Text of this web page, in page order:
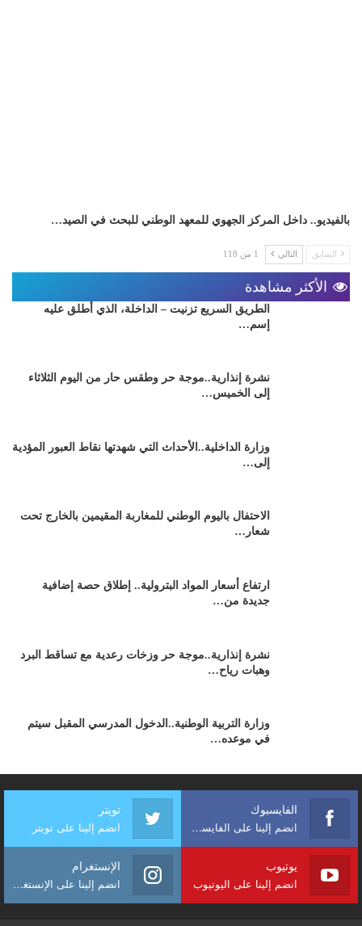
بالفيديو.. داخل المركز الجهوي للمعهد الوطني للبحث في الصيد…
السابق التالي 1 من 118
الأكثر مشاهدة
الطريق السريع تزنيت – الداخلة، الذي أطلق عليه
إسم…
نشرة إنذارية..موجة حر وطقس حار من اليوم الثلاثاء
إلى الخميس…
وزارة الداخلية..الأحداث التي شهدتها نقاط العبور المؤدية
إلى…
الاحتفال باليوم الوطني للمغاربة المقيمين بالخارج تحت
شعار…
ارتفاع أسعار المواد البترولية.. إطلاق حصة إضافية
جديدة من…
نشرة إنذارية..موجة حر وزخات رعدية مع تساقط البرد
وهبات رياح…
وزارة التربية الوطنية..الدخول المدرسي المقبل سیتم
في موعده…
الفايسبوك
انضم إلينا على الفايسبوك
تويتر
انضم إلينا على تويتر
يوتيوب
انضم إلينا على اليوتيوب
الإنستغرام
انضم إلينا على الإنستغرام